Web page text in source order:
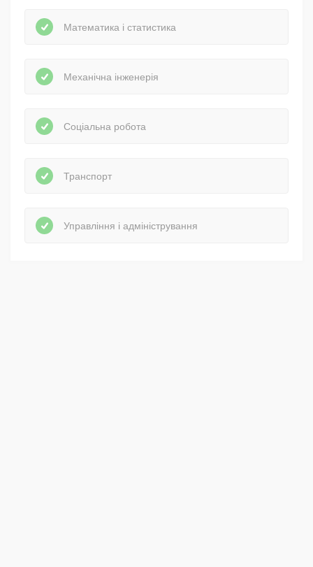
Математика і статистика
Механічна інженерія
Соціальна робота
Транспорт
Управління і адміністрування